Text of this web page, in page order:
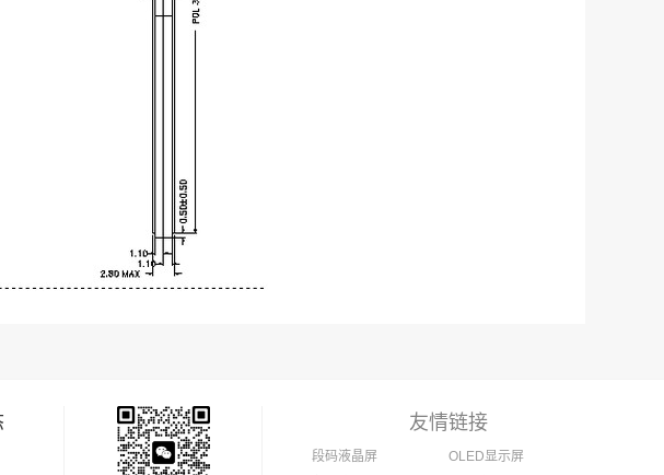
友情链接
段码液晶屏 OLED显示屏